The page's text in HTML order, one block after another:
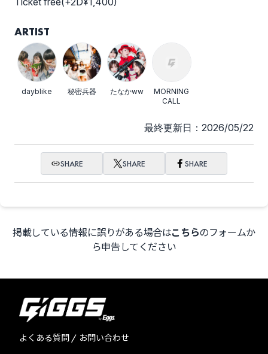
ARTIST
dayblike 秘密兵器 たなかww
MORNING
CALL
最終更新日：2026/05/22
SHARE SHARE SHARE
掲載している情報に誤りがある場合はこちらのフォームか
ら申告してください
よくある質問 / お問い合わせ